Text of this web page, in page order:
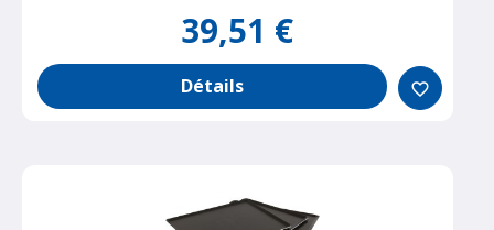
39,51 €
Détails favorite_border